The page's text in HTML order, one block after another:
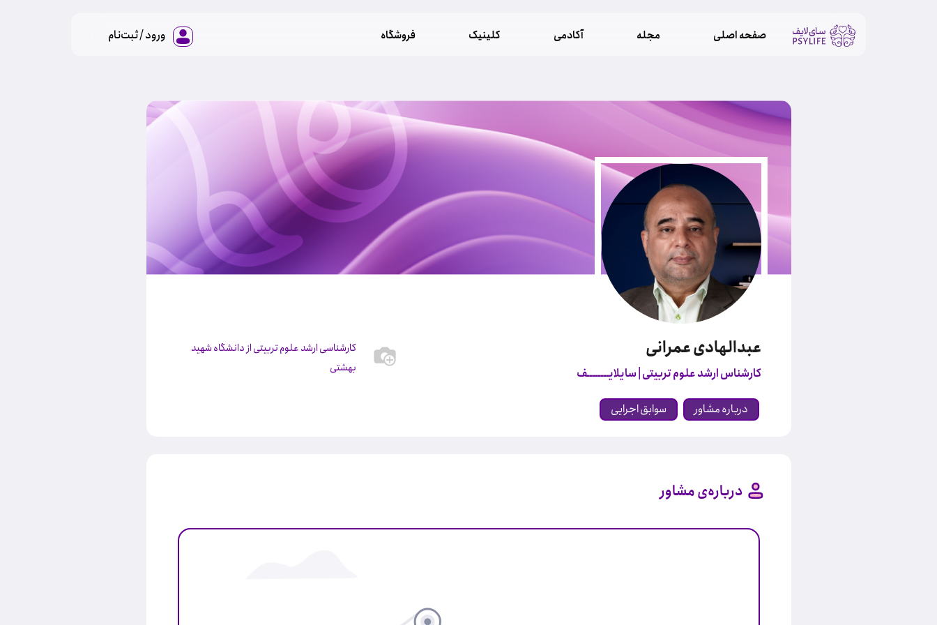
صفحه اصلی مجله آکادمی کلینیک فروشگاه ورود / ثبت‌نام
عبدالهادی عمرانی
کارشناس ارشد علوم تربیتی | سایلایــــــــف
درباره مشاور سوابق اجرایی
کارشناسی ارشد علوم تربیتی از دانشگاه شهید
بهشتی
درباره‌ی مشاور